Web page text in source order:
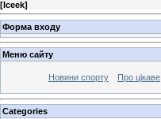
[Iceek]
Форма входу
Меню сайту
Новини спорту Про цікаве
Categories